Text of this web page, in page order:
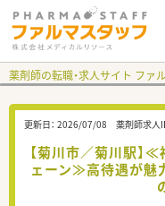
薬剤師の転職・求人サイト ファ
更新日： 2026/07/08 薬剤師求人
【菊川市／菊川駅】
ェーン≫高待遇が魅